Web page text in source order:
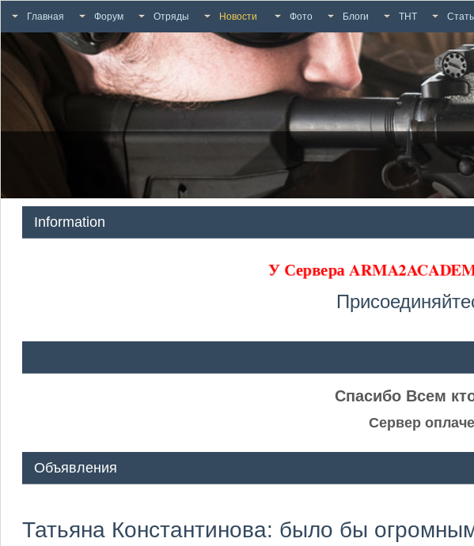
Главная Форум Отряды Новости Фото Блоги ТНТ
Information
У Сервера
Спасибо Всем
Сервер
Объявления
Татьяна Константинова: было бы